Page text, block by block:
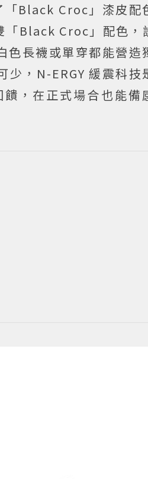
Black Croc」漆皮配
「Black Croc」配色，
色長襪或單穿都能營造
，N-ERGY 緩震科技
，在正式場合也能備